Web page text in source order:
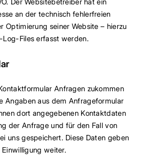
an der technisch fehlerfreien
Optimierung seiner Website – hierzu
Log-Files erfasst werden.
Anfragen zukommen
Angaben aus dem Anfrageformular
dort angegebenen Kontaktdaten
der Anfrage und für den Fall von
uns gespeichert. Diese Daten geben
weiter.